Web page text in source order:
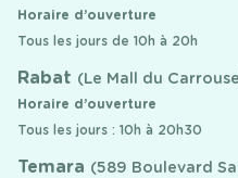
Horaire d’ouverture
Tous les jours de 10h à 20h
Rabat (Le Mall du
Horaire d’ouverture
Tous les jours : 10h à 20h30
Temara (589 Boulevard